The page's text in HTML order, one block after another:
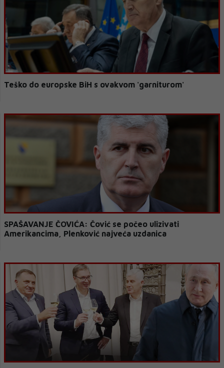
Teško do europske BiH s ovakvom 'garniturom'
SPAŠAVANJE ČOVIĆA: Čović se počeo ulizivati
Amerikancima, Plenković najveća uzdanica